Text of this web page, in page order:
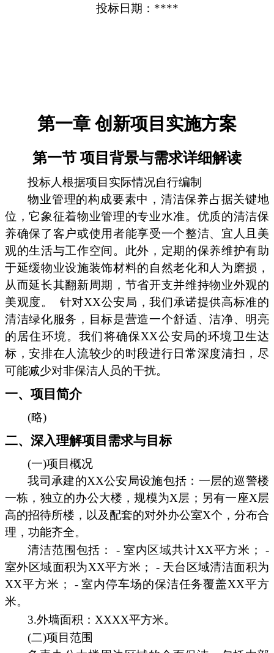
投标日期：****
第一章 创新项目实施方案
第一节 项目背景与需求详细解读
投标人根据项目实际情况自行编制
物业管理的构成要素中，清洁保养占据关键地
位，它象征着物业管理的专业水准。优质的清洁保
养确保了客户或使用者能享受一个整洁、宜人且美
观的生活与工作空间。此外，定期的保养维护有助
于延缓物业设施装饰材料的自然老化和人为磨损，
从而延长其翻新周期，节省开支并维持物业外观的
美观度。
针对XX公安局，我们承诺提供高标准的
清洁绿化服务，目标是营造一个舒适、洁净、明亮
的居住环境。我们将确保XX公安局的环境卫生达
标，安排在人流较少的时段进行日常深度清扫，尽
可能减少对非保洁人员的干扰。
一、项目简介
(略)
二、深入理解项目需求与目标
(一)项目概况
我司承建的XX公安局设施包括：一层的巡警楼
一栋，独立的办公大楼，规模为X层；另有一座X层
高的招待所楼，以及配套的对外办公室X个，分布合
理，功能齐全。
清洁范围包括： - 室内区域共计XX平方米； -
室外区域面积为XX平方米； - 天台区域清洁面积为
XX平方米； - 室内停车场的保洁任务覆盖XX平方
米。
3.外墙面积：XXXX平方米。
(二)项目范围